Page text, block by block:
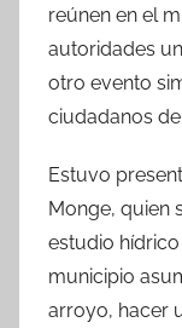
reúnen en el
autoridades
otro evento
ciudadanos
Estuvo
Monge, quien
estudio
municipio
arroyo, hacer